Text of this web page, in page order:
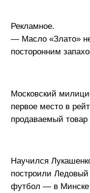
Рекламное.
— Масло «Злато»
посторонним
Московский
первое место в
продаваемый товар
Научился
построили Ледовый
футбол — в Минске